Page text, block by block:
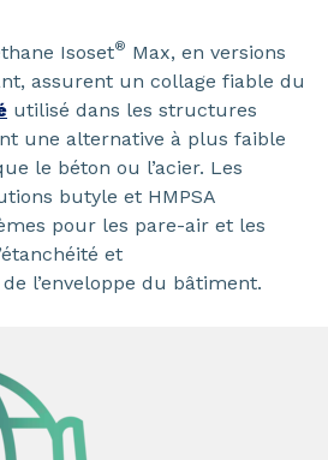
Isoset® Max, en versions
assurent un collage fiable du
utilisé dans les structures
une alternative à plus faible
le béton ou l’acier. Les
butyle et HMPSA
pour les pare-air et les
et
l’enveloppe du bâtiment.